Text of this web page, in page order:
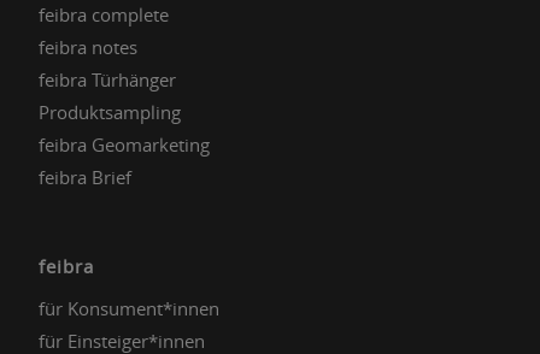
feibra complete
feibra notes
feibra Türhänger
Produktsampling
feibra Geomarketing
feibra Brief
feibra
für Konsument*innen
für Einsteiger*innen